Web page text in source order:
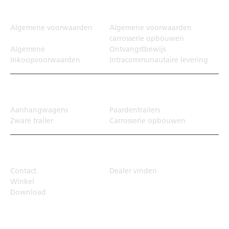
Algemene voorwaarden
Algemene voorwaarden
carrosserie opbouwen
Algemene
Inkoopvoorwaarden
Ontvangstbewijs
Intracommunautaire levering
Aanhangwagens
Paardentrailers
Zware trailer
Carrosserie opbouwen
Contact
Dealer vinden
Winkel
Download